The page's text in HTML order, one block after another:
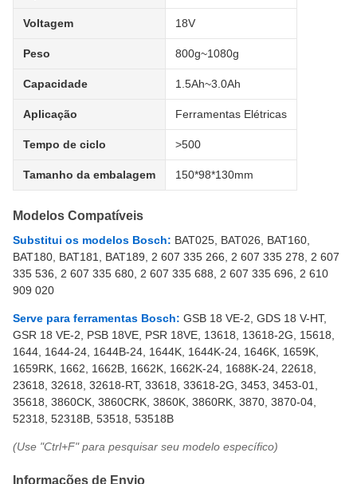
Voltagem 18V
Peso 800g~1080g
Capacidade 1.5Ah~3.0Ah
Aplicação Ferramentas Elétricas
Tempo de ciclo >500
Tamanho da embalagem 150*98*130mm
Modelos Compatíveis
Substitui os modelos Bosch: BAT025, BAT026, BAT160,
BAT180, BAT181, BAT189, 2 607 335 266, 2 607 335 278, 2 607
335 536, 2 607 335 680, 2 607 335 688, 2 607 335 696, 2 610
909 020
Serve para ferramentas Bosch: GSB 18 VE-2, GDS 18 V-HT,
GSR 18 VE-2, PSB 18VE, PSR 18VE, 13618, 13618-2G, 15618,
1644, 1644-24, 1644B-24, 1644K, 1644K-24, 1646K, 1659K,
1659RK, 1662, 1662B, 1662K, 1662K-24, 1688K-24, 22618,
23618, 32618, 32618-RT, 33618, 33618-2G, 3453, 3453-01,
35618, 3860CK, 3860CRK, 3860K, 3860RK, 3870, 3870-04,
52318, 52318B, 53518, 53518B
(Use "Ctrl+F" para pesquisar seu modelo específico)
Informações de Envio